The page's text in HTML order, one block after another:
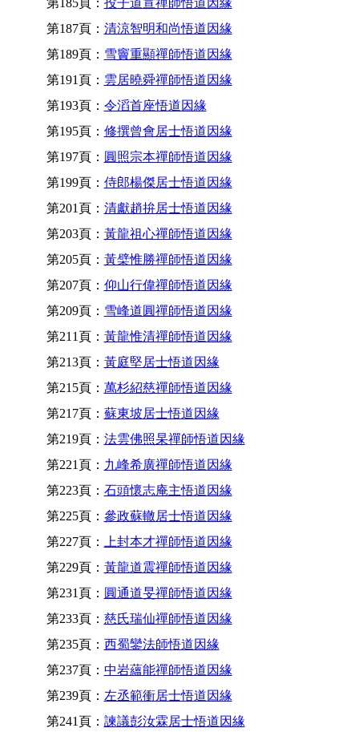
第187頁： 清涼智明和尚悟道因緣
第189頁： 雪竇重顯禪師悟道因緣
第191頁： 雲居曉舜禪師悟道因緣
第193頁： 令滔首座悟道因緣
第195頁： 修撰曾會居士悟道因緣
第197頁： 圓照宗本禪師悟道因緣
第199頁： 侍郎楊傑居士悟道因緣
第201頁： 清獻趙拚居士悟道因緣
第203頁： 黃龍祖心禪師悟道因緣
第205頁： 黃檗惟勝禪師悟道因緣
第207頁： 仰山行偉禪師悟道因緣
第209頁： 雪峰道圓禪師悟道因緣
第211頁： 黃龍惟清禪師悟道因緣
第213頁： 黃庭堅居士悟道因緣
第215頁： 萬杉紹慈禪師悟道因緣
第217頁： 蘇東坡居士悟道因緣
第219頁： 法雲佛照杲禪師悟道因緣
第221頁： 九峰希廣禪師悟道因緣
第223頁： 石頭懷志庵主悟道因緣
第225頁： 參政蘇轍居士悟道因緣
第227頁：
上封本才禪師悟道因緣
第229頁： 黃龍道震禪師悟道因緣
第231頁： 圓通道旻禪師悟道因緣
第233頁： 慈氏瑞仙禪師悟道因緣
第235頁： 西蜀鑾法師悟道因緣
第237頁： 中岩蘊能禪師悟道因緣
第239頁： 左丞範衝居士悟道因緣
第241頁： 諫議彭汝霖居士悟道因緣